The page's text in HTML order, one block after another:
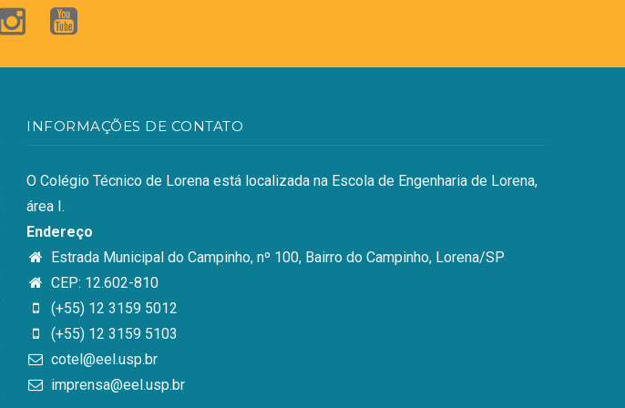
INFORMAÇÕES DE CONTATO
O Colégio Técnico de Lorena está localizada na Escola de Engenharia de Lorena,
área I.
Endereço
Estrada Municipal do Campinho, nº 100, Bairro do Campinho, Lorena/SP
CEP: 12.602-810
(+55) 12 3159 5012
(+55) 12 3159 5103
cotel@eel.usp.br
imprensa@eel.usp.br